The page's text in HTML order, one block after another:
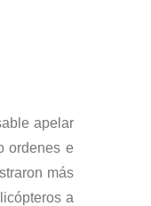
apelar
ordenes e
más
a